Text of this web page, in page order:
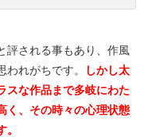
評される事もあり、作風
れがちです。
しかし太
スな作品まで多岐にわた
く、その時々の心理状態
。